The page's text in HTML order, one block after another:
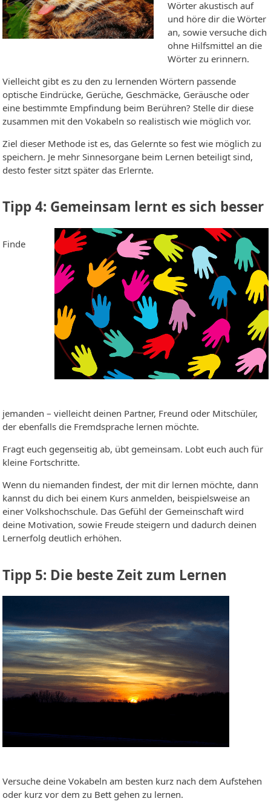
Wörter akustisch auf
und höre dir die Wörter
an, sowie versuche dich
ohne Hilfsmittel an die
Wörter zu erinnern.
Vielleicht gibt es zu den zu lernenden Wörtern passende
optische Eindrücke, Gerüche, Geschmäcke, Geräusche oder
eine bestimmte Empfindung beim Berühren? Stelle dir diese
zusammen mit den Vokabeln so realistisch wie möglich vor.
Ziel dieser Methode ist es, das Gelernte so fest wie möglich zu
speichern. Je mehr Sinnesorgane beim Lernen beteiligt sind,
desto fester sitzt später das Erlernte.
Tipp 4: Gemeinsam lernt es sich besser
Finde
jemanden – vielleicht deinen Partner, Freund oder Mitschüler,
der ebenfalls die Fremdsprache lernen möchte.
Fragt euch gegenseitig ab, übt gemeinsam. Lobt euch auch für
kleine Fortschritte.
Wenn du niemanden findest, der mit dir lernen möchte, dann
kannst du dich bei einem Kurs anmelden, beispielsweise an
einer Volkshochschule. Das Gefühl der Gemeinschaft wird
deine Motivation, sowie Freude steigern und dadurch deinen
Lernerfolg deutlich erhöhen.
Tipp 5: Die beste Zeit zum Lernen
Versuche deine Vokabeln am besten kurz nach dem Aufstehen
oder kurz vor dem zu Bett gehen zu lernen.